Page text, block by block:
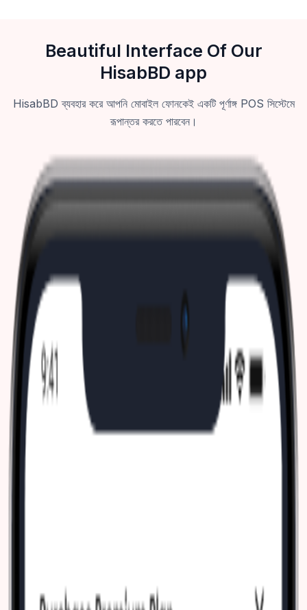
Beautiful Interface Of Our
HisabBD app
HisabBD ব্যবহার করে আপনি মোবাইল ফোনকেই একটি পূর্ণাঙ্গ POS সিস্টেমে
রূপান্তর করতে পারবেন।